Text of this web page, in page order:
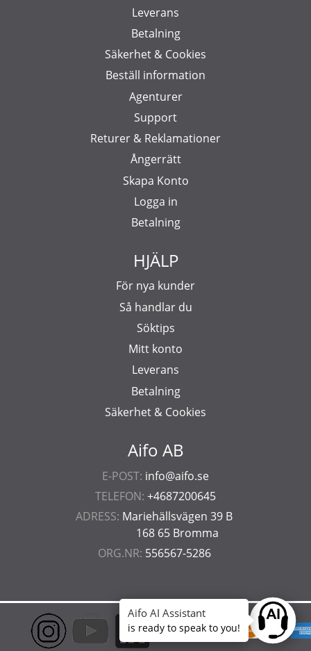
Aifo AB
E-POST: info@aifo.se
TELEFON: +4687200645
ADRESS: Mariehällsvägen 39 B
168 65 Bromma
ORG.NR: 556567-5286
Leverans
Betalning
Säkerhet & Cookies
Beställ information
Agenturer
Support
Returer & Reklamationer
Ångerrätt
Skapa Konto
Logga in
Betalning
HJÄLP
För nya kunder
Så handlar du
Söktips
Mitt konto
Leverans
Betalning
Säkerhet & Cookies
Ask
Aifo AI Assistant
is ready to speak to you!